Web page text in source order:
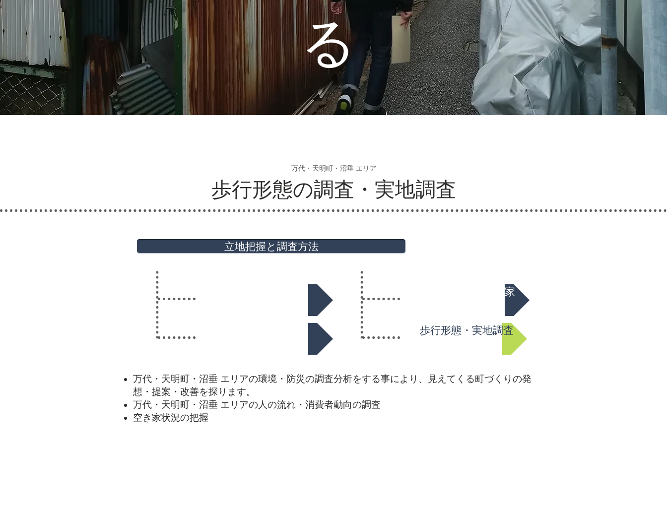
る
万代・天明町・沼垂 エリア
歩行形態の調査・実地調査
立地把握と調査方法
産業の構造・空き家
歩行形態・実地調査
万代・天明町・沼垂 エリアの環境・防災の調査分析をする事により、見えてくる町づくりの発
想・提案・改善を探ります。​
万代・天明町・沼垂 エリアの人の流れ・消費者動向の調査
空き家状況の把握